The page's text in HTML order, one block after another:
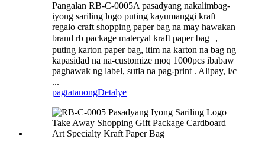
Pangalan RB-C-0005A pasadyang nakalimbag-
iyong sariling logo puting kayumanggi kraft
regalo craft shopping paper bag na may hawakan
brand rb package materyal kraft paper bag ，
puting karton paper bag, itim na karton na bag ng
kapasidad na na-customize moq 1000pcs ibabaw
paghawak ng label, sutla na pag-print . Alipay, l/c
...
pagtatanongDetalye